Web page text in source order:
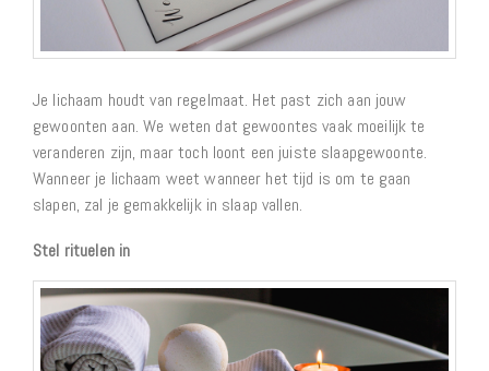
Je lichaam houdt van regelmaat. Het past zich aan jouw
gewoonten aan. We weten dat gewoontes vaak moeilijk te
veranderen zijn, maar toch loont een juiste slaapgewoonte.
Wanneer je lichaam weet wanneer het tijd is om te gaan
slapen, zal je gemakkelijk in slaap vallen.
Stel rituelen in